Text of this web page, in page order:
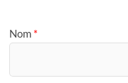
Nom *